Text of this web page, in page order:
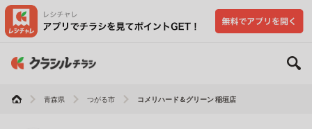
青森県 つがる市 コメリハード＆グリーン 稲垣店